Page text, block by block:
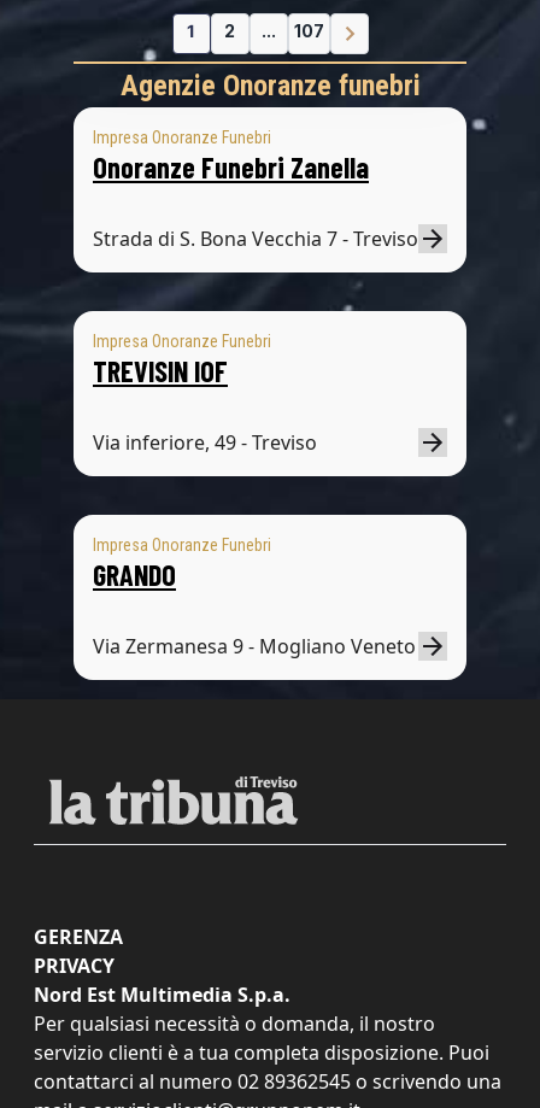
1 2 ... 107
Agenzie Onoranze funebri
Impresa Onoranze Funebri
Onoranze Funebri Zanella
Strada di S. Bona Vecchia 7 - Treviso
Impresa Onoranze Funebri
TREVISIN IOF
Via inferiore, 49 - Treviso
Impresa Onoranze Funebri
GRANDO
Via Zermanesa 9 - Mogliano Veneto
GERENZA
PRIVACY
Nord Est Multimedia S.p.a.
Per qualsiasi necessità o domanda, il nostro
servizio clienti è a tua completa disposizione. Puoi
contattarci al numero 02 89362545 o scrivendo una